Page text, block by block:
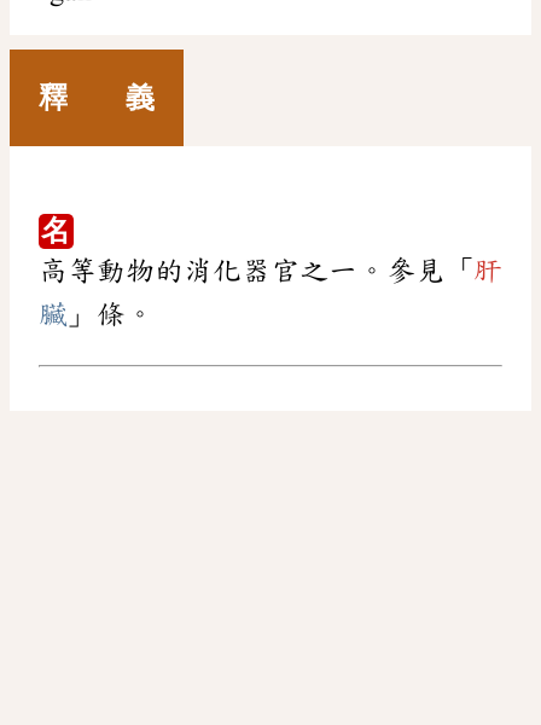
釋 義
名
高等動物的消化器官之一。參見「 肝
臟 」條。